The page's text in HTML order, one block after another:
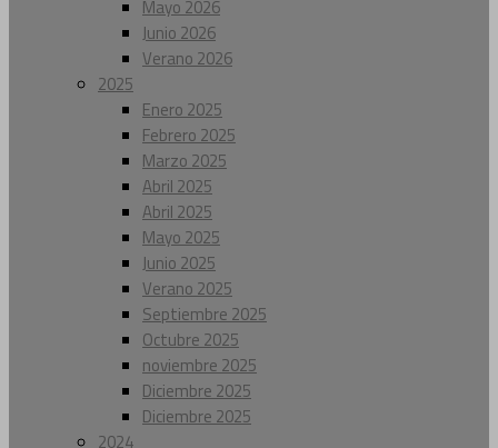
Mayo 2026
Junio 2026
Verano 2026
2025
Enero 2025
Febrero 2025
Marzo 2025
Abril 2025
Abril 2025
Mayo 2025
Junio 2025
Verano 2025
Septiembre 2025
Octubre 2025
noviembre 2025
Diciembre 2025
Diciembre 2025
2024